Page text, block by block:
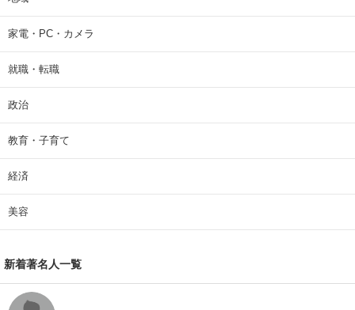
家電・PC・カメラ
就職・転職
政治
教育・子育て
経済
美容
新着著名人一覧